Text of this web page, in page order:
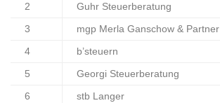
2 Guhr Steuerberatung
3 mgp Merla Ganschow & Partner
4 b’steuern
5 Georgi Steuerberatung
6 stb Langer